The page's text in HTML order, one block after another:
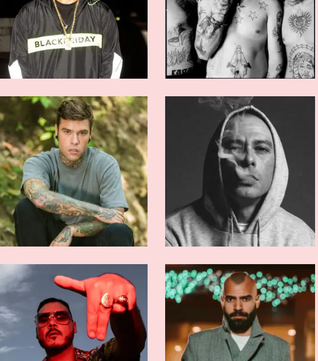
ARTISTI AFFERMATI
Fabri Fibra
ARTISTI AFFERMATI
Ernia
ARTISTI AFFERMATI
En?gma
ARTISTI AFFERMATI
Emis Killa
ARTISTI AFFERMATI ARTISTI ESTERI